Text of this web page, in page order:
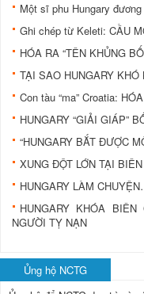
Một sĩ phu Hungary
Ghi chép từ Keleti: CẦU
HÓA RA “TÊN KHỦNG
TẠI SAO HUNGARY
Con tàu “ma” Croatia:
HUNGARY “GIẢI GIÁP”
“HUNGARY BẮT ĐƯỢC
XUNG ĐỘT LỚN TẠI
HUNGARY LÀM
HUNGARY KHÓA
NGƯỜI TỴ NẠN
Ủng hộ NCTG